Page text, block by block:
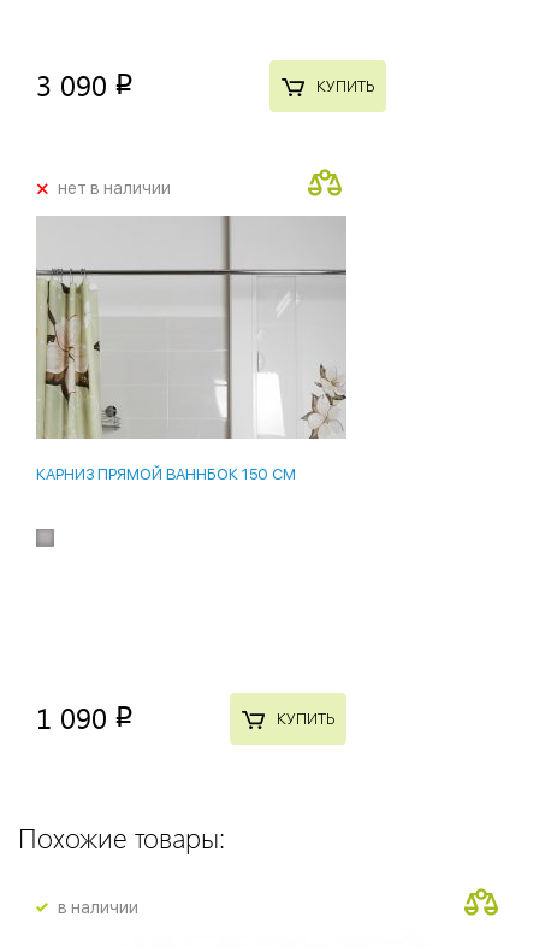
3 090 p КУПИТЬ
+нет в наличии
КАРНИЗ ПРЯМОЙ ВАННБОК 150 СМ
1 090 p КУПИТЬ
Похожие товары:
в наличии